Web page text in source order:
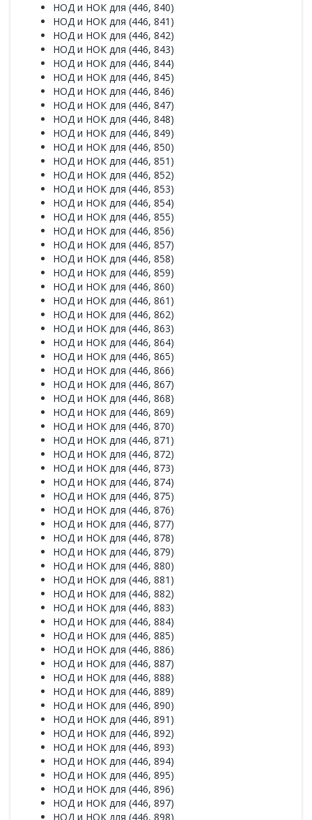
НОД и НОК для (446, 840)
НОД и НОК для (446, 841)
НОД и НОК для (446, 842)
НОД и НОК для (446, 843)
НОД и НОК для (446, 844)
НОД и НОК для (446, 845)
НОД и НОК для (446, 846)
НОД и НОК для (446, 847)
НОД и НОК для (446, 848)
НОД и НОК для (446, 849)
НОД и НОК для (446, 850)
НОД и НОК для (446, 851)
НОД и НОК для (446, 852)
НОД и НОК для (446, 853)
НОД и НОК для (446, 854)
НОД и НОК для (446, 855)
НОД и НОК для (446, 856)
НОД и НОК для (446, 857)
НОД и НОК для (446, 858)
НОД и НОК для (446, 859)
НОД и НОК для (446, 860)
НОД и НОК для (446, 861)
НОД и НОК для (446, 862)
НОД и НОК для (446, 863)
НОД и НОК для (446, 864)
НОД и НОК для (446, 865)
НОД и НОК для (446, 866)
НОД и НОК для (446, 867)
НОД и НОК для (446, 868)
НОД и НОК для (446, 869)
НОД и НОК для (446, 870)
НОД и НОК для (446, 871)
НОД и НОК для (446, 872)
НОД и НОК для (446, 873)
НОД и НОК для (446, 874)
НОД и НОК для (446, 875)
НОД и НОК для (446, 876)
НОД и НОК для (446, 877)
НОД и НОК для (446, 878)
НОД и НОК для (446, 879)
НОД и НОК для (446, 880)
НОД и НОК для (446, 881)
НОД и НОК для (446, 882)
НОД и НОК для (446, 883)
НОД и НОК для (446, 884)
НОД и НОК для (446, 885)
НОД и НОК для (446, 886)
НОД и НОК для (446, 887)
НОД и НОК для (446, 888)
НОД и НОК для (446, 889)
НОД и НОК для (446, 890)
НОД и НОК для (446, 891)
НОД и НОК для (446, 892)
НОД и НОК для (446, 893)
НОД и НОК для (446, 894)
НОД и НОК для (446, 895)
НОД и НОК для (446, 896)
НОД и НОК для (446, 897)
НОД и НОК для (446, 898)